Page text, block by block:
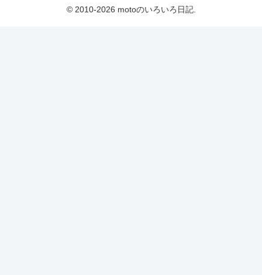
© 2010-2026 motoのいろいろ日記.